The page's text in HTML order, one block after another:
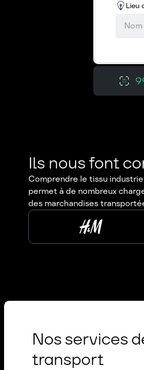
Lieu
Ils nous font
Comprendre le tissu
permet à de nombreux
des marchandises
Nos services
transport